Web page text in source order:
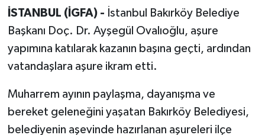
İSTANBUL (İGFA) - İstanbul Bakırköy Belediye
Başkanı Doç. Dr. Ayşegül Ovalıoğlu, aşure
yapımına katılarak kazanın başına geçti, ardından
vatandaşlara aşure ikram etti.
Muharrem ayının paylaşma, dayanışma ve
bereket geleneğini yaşatan Bakırköy Belediyesi,
belediyenin aşevinde hazırlanan aşureleri ilçe